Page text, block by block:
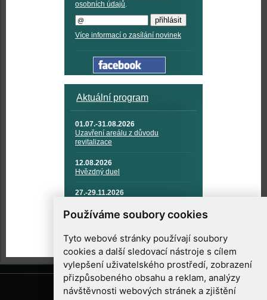
Používáme soubory cookies
Tyto webové stránky používají soubory
cookies a další sledovací nástroje s cílem
vylepšení uživatelského prostředí, zobrazení
přizpůsobeného obsahu a reklam, analýzy
návštěvnosti webových stránek a zjištění
osobních údajů.
Více informací o zasílání novinek
Aktuální program
01.07.-31.08.2026
Uzavření areálu z důvodu
revitalizace
12.08.2026
Hvězdný duel
27.-29.11.2026
TECHNIKA A KOSMICKÉ
TECHNOLOGIE